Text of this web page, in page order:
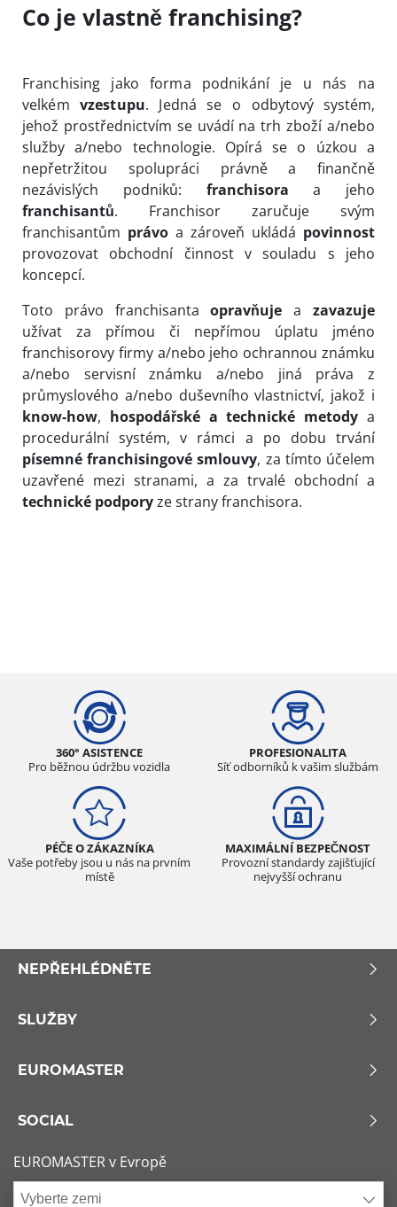
Co je vlastně franchising?
Franchising jako forma podnikání je u nás na
velkémvzestupu. Jedná se o odbytový systém,
jehož prostřednictvím se uvádí na trh zboží a/nebo
služby a/nebo technologie. Opírá se o úzkou a
nepřetržitou spolupráci právně a finančně
nezávislých podniků: franchisoraa jeho
franchisantů. Franchisor zaručuje svým
franchisantům právo a zároveň ukládá povinnost
provozovat obchodní činnost v souladu s jeho
koncepcí.
Toto právo franchisantaopravňujeazavazuje
užívat za přímou či nepřímou úplatu jméno
franchisorovy firmy a/nebo jeho ochrannou známku
a/nebo servisní známku a/nebo jiná práva z
průmyslového a/nebo duševního vlastnictví, jakož i
know-how, hospodářské a technické metody a
procedurální systém, v rámci a po dobu trvání
písemné franchisingové smlouvy, za tímto účelem
uzavřené mezi stranami, a za trvalé obchodní a
technické podporyze strany franchisora.
360° ASISTENCE
Pro běžnou údržbu vozidla
PROFESIONALITA
Síť odborníků k vašim službám
PÉČE O ZÁKAZNÍKA
Vaše potřeby jsou u nás na prvním
místě
MAXIMÁLNÍ BEZPEČNOST
Provozní standardy zajišťující
nejvyšší ochranu
NEPŘEHLÉDNĚTE
SLUŽBY
EUROMASTER
SOCIAL
EUROMASTER v Evropě
Vyberte zemi